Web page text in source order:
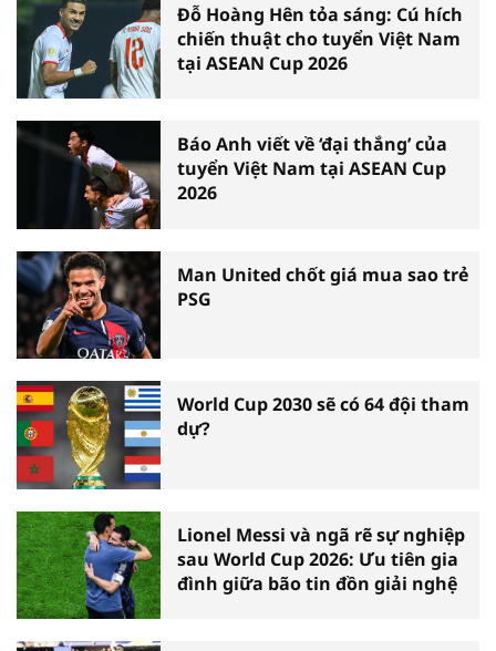
Đỗ Hoàng Hên tỏa sáng: Cú hích
chiến thuật cho tuyển Việt Nam
tại ASEAN Cup 2026
Báo Anh viết về ‘đại thắng’ của
tuyển Việt Nam tại ASEAN Cup
2026
Man United chốt giá mua sao trẻ
PSG
World Cup 2030 sẽ có 64 đội tham
dự?
Lionel Messi và ngã rẽ sự nghiệp
sau World Cup 2026: Ưu tiên gia
đình giữa bão tin đồn giải nghệ